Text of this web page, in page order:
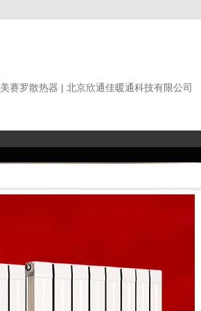
美赛罗散热器 | 北京欣通佳暖通科技有限公司